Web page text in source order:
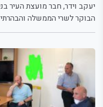
יעקב וידר, חבר מועצת העיר
הבוקר לשרי הממשלה